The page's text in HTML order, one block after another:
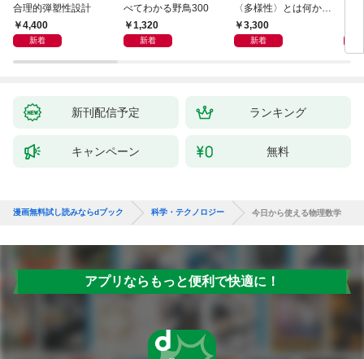
合理的弾塑性設計
4,400
新着
べてわかる野鳥300
1,320
新着
〈多様性〉とは何か―
―遺伝科学と疑似科学
3,300
新着
新刊配信予定 ランキング
キャンペーン 無料
漫画無料試し読みならdブック 科学・テクノロジー 今日から使える物理数学
アプリならもっと便利で快適に！